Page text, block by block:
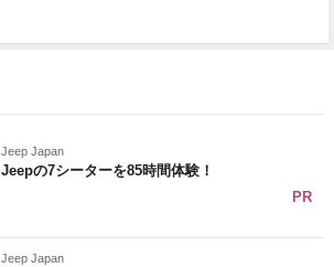
Jeep Japan
Jeepの7シーターを85時間体験！
PR
Jeep Japan